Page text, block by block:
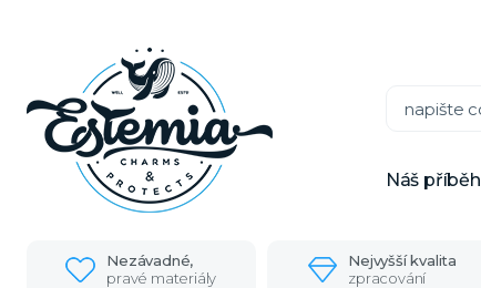
Náš příběh
Nezávadné,
pravé materiály
Nejvyšší kvalita
zpracování